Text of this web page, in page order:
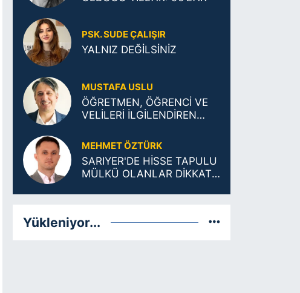
PSK. SUDE ÇALIŞIR
YALNIZ DEĞİLSİNİZ
MUSTAFA USLU
ÖĞRETMEN, ÖĞRENCİ VE
VELİLERİ İLGİLENDİREN
MEHMET ÖZTÜRK
SARIYER'DE HİSSE TAPULU
MÜLKÜ OLANLAR DİKKAT:
Yükleniyor...